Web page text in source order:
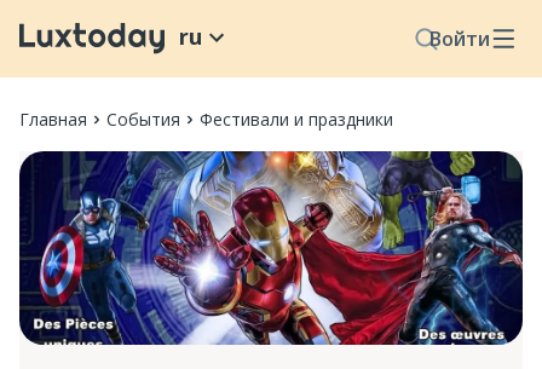
Войти
ru
Главная События Фестивали и праздники